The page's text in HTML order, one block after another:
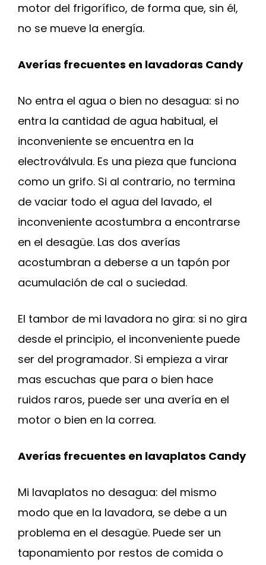
motor del frigorífico, de forma que, sin él,
no se mueve la energía.
Averías frecuentes en lavadoras Candy
No entra el agua o bien no desagua: si no
entra la cantidad de agua habitual, el
inconveniente se encuentra en la
electroválvula. Es una pieza que funciona
como un grifo. Si al contrario, no termina
de vaciar todo el agua del lavado, el
inconveniente acostumbra a encontrarse
en el desagüe. Las dos averías
acostumbran a deberse a un tapón por
acumulación de cal o suciedad.
El tambor de mi lavadora no gira: si no gira
desde el principio, el inconveniente puede
ser del programador. Si empieza a virar
mas escuchas que para o bien hace
ruidos raros, puede ser una avería en el
motor o bien en la correa.
Averías frecuentes en lavaplatos Candy
Mi lavaplatos no desagua: del mismo
modo que en la lavadora, se debe a un
problema en el desagüe. Puede ser un
taponamiento por restos de comida o